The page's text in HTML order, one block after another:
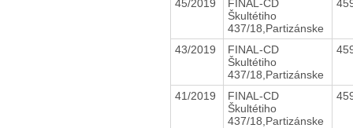
45/2019
FINAL-CD
Škultétiho
437/18,Partizánske
43/2019
FINAL-CD
Škultétiho
437/18,Partizánske
41/2019
FINAL-CD
Škultétiho
437/18,Partizánske